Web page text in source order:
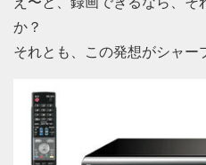
か？
それとも、この発想がシャー